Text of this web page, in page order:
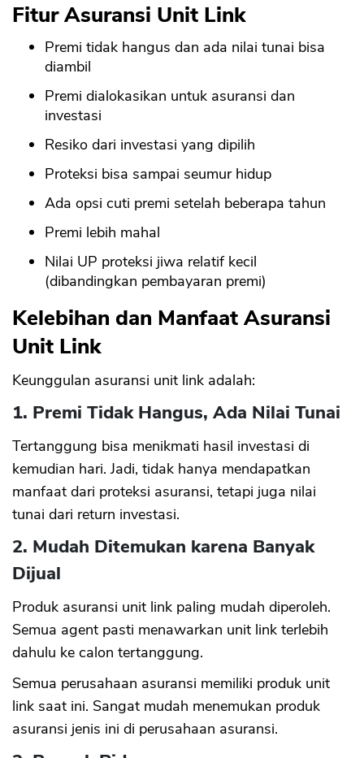
Fitur Asuransi Unit Link
Premi tidak hangus dan ada nilai tunai bisa
diambil
Premi dialokasikan untuk asuransi dan
investasi
Resiko dari investasi yang dipilih
Proteksi bisa sampai seumur hidup
Ada opsi cuti premi setelah beberapa tahun
Premi lebih mahal
Nilai UP proteksi jiwa relatif kecil
(dibandingkan pembayaran premi)
Kelebihan dan Manfaat Asuransi
Unit Link
Keunggulan asuransi unit link adalah:
1. Premi Tidak Hangus, Ada Nilai Tunai
Tertanggung bisa menikmati hasil investasi di
kemudian hari. Jadi, tidak hanya mendapatkan
manfaat dari proteksi asuransi, tetapi juga nilai
tunai dari return investasi.
2. Mudah Ditemukan karena Banyak
Dijual
Produk asuransi unit link paling mudah diperoleh.
Semua agent pasti menawarkan unit link terlebih
dahulu ke calon tertanggung.
Semua perusahaan asuransi memiliki produk unit
link saat ini. Sangat mudah menemukan produk
asuransi jenis ini di perusahaan asuransi.